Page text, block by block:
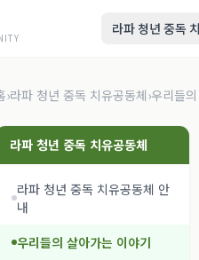
라파 청년 중독
›라파 청년 중독 치유공동체›우리들
라파 청년 중독 치유공동체
라파 청년 중독 치유공동체 안
내
우리들의 살아가는 이야기